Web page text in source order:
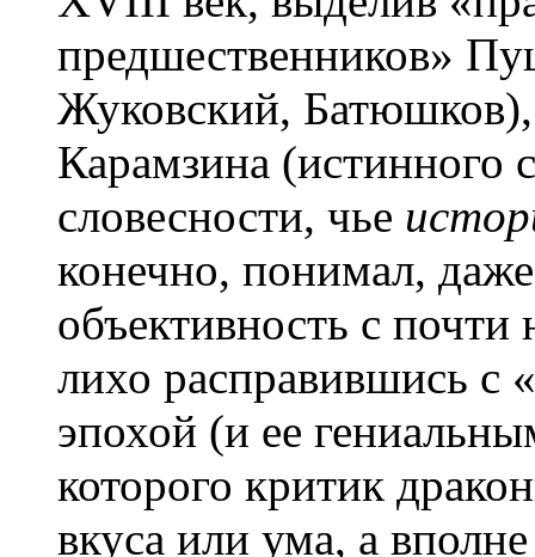
предшественников»
Жуковский,
Карамзина (истинного
словесности, чье
конечно, понимал,
объективность с
лихо расправившись с
эпохой (и ее
которого критик
вкуса или ума, а